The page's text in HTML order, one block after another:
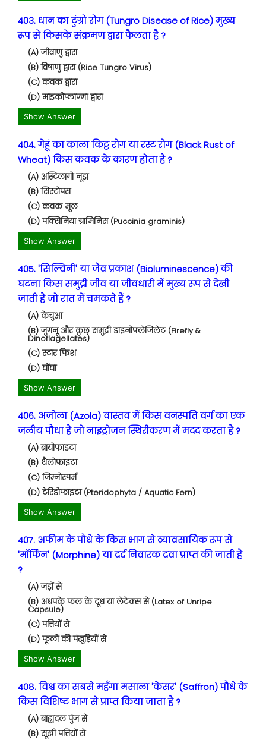
403. धान का टुंग्रो रोग (Tungro Disease of Rice) मुख्य
रूप से किसके संक्रमण द्वारा फैलता है ?
(A) जीवाणु द्वारा
(B) विषाणु द्वारा (Rice Tungro Virus)
(C) कवक द्वारा
(D) माइकोप्लाज्मा द्वारा
Show Answer
404. गेहूं का काला किट्ट रोग या रस्ट रोग (Black Rust of
Wheat) किस कवक के कारण होता है ?
(A) अस्टिलागो नूडा
(B) सिस्टोपस
(C) कवक मूल
(D) पक्सिनिया ग्रामिनिस (Puccinia graminis)
Show Answer
405. 'सिल्विनी' या जैव प्रकाश (Bioluminescence) की
घटना किस समुद्री जीव या जीवधारी में मुख्य रूप से देखी
जाती है जो रात में चमकते हैं ?
(A) केचुआ
(B) जुगनू और कुछ समुद्री डाइनोफ्लेजिलेट (Firefly &
Dinoflagellates)
(C) स्टार फिश
(D) घोंघा
Show Answer
406. अजोला (Azola) वास्तव में किस वनस्पति वर्ग का एक
जलीय पौधा है जो नाइट्रोजन स्थिरीकरण में मदद करता है ?
(A) ब्रायोफाइटा
(B) थैलोफाइटा
(C) जिम्नोस्पर्म
(D) टेरिडोफाइटा (Pteridophyta / Aquatic Fern)
Show Answer
407. अफीम के पौधे के किस भाग से व्यावसायिक रूप से
'मॉर्फिन' (Morphine) या दर्द निवारक दवा प्राप्त की जाती है
?
(A) जड़ों से
(B) अधपके फल के दूध या लेटेक्स से (Latex of Unripe
Capsule)
(C) पत्तियों से
(D) फूलों की पंखुड़ियों से
Show Answer
408. विश्व का सबसे महँगा मसाला 'केसर' (Saffron) पौधे के
किस विशिष्ट भाग से प्राप्त किया जाता है ?
(A) बाह्यदल पुंज से
(B) सूखी पत्तियों से